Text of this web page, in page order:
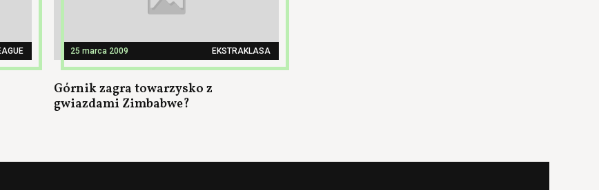
25 marca 2009 EKSTRAKLASA
Górnik zagra towarzysko z
gwiazdami Zimbabwe?